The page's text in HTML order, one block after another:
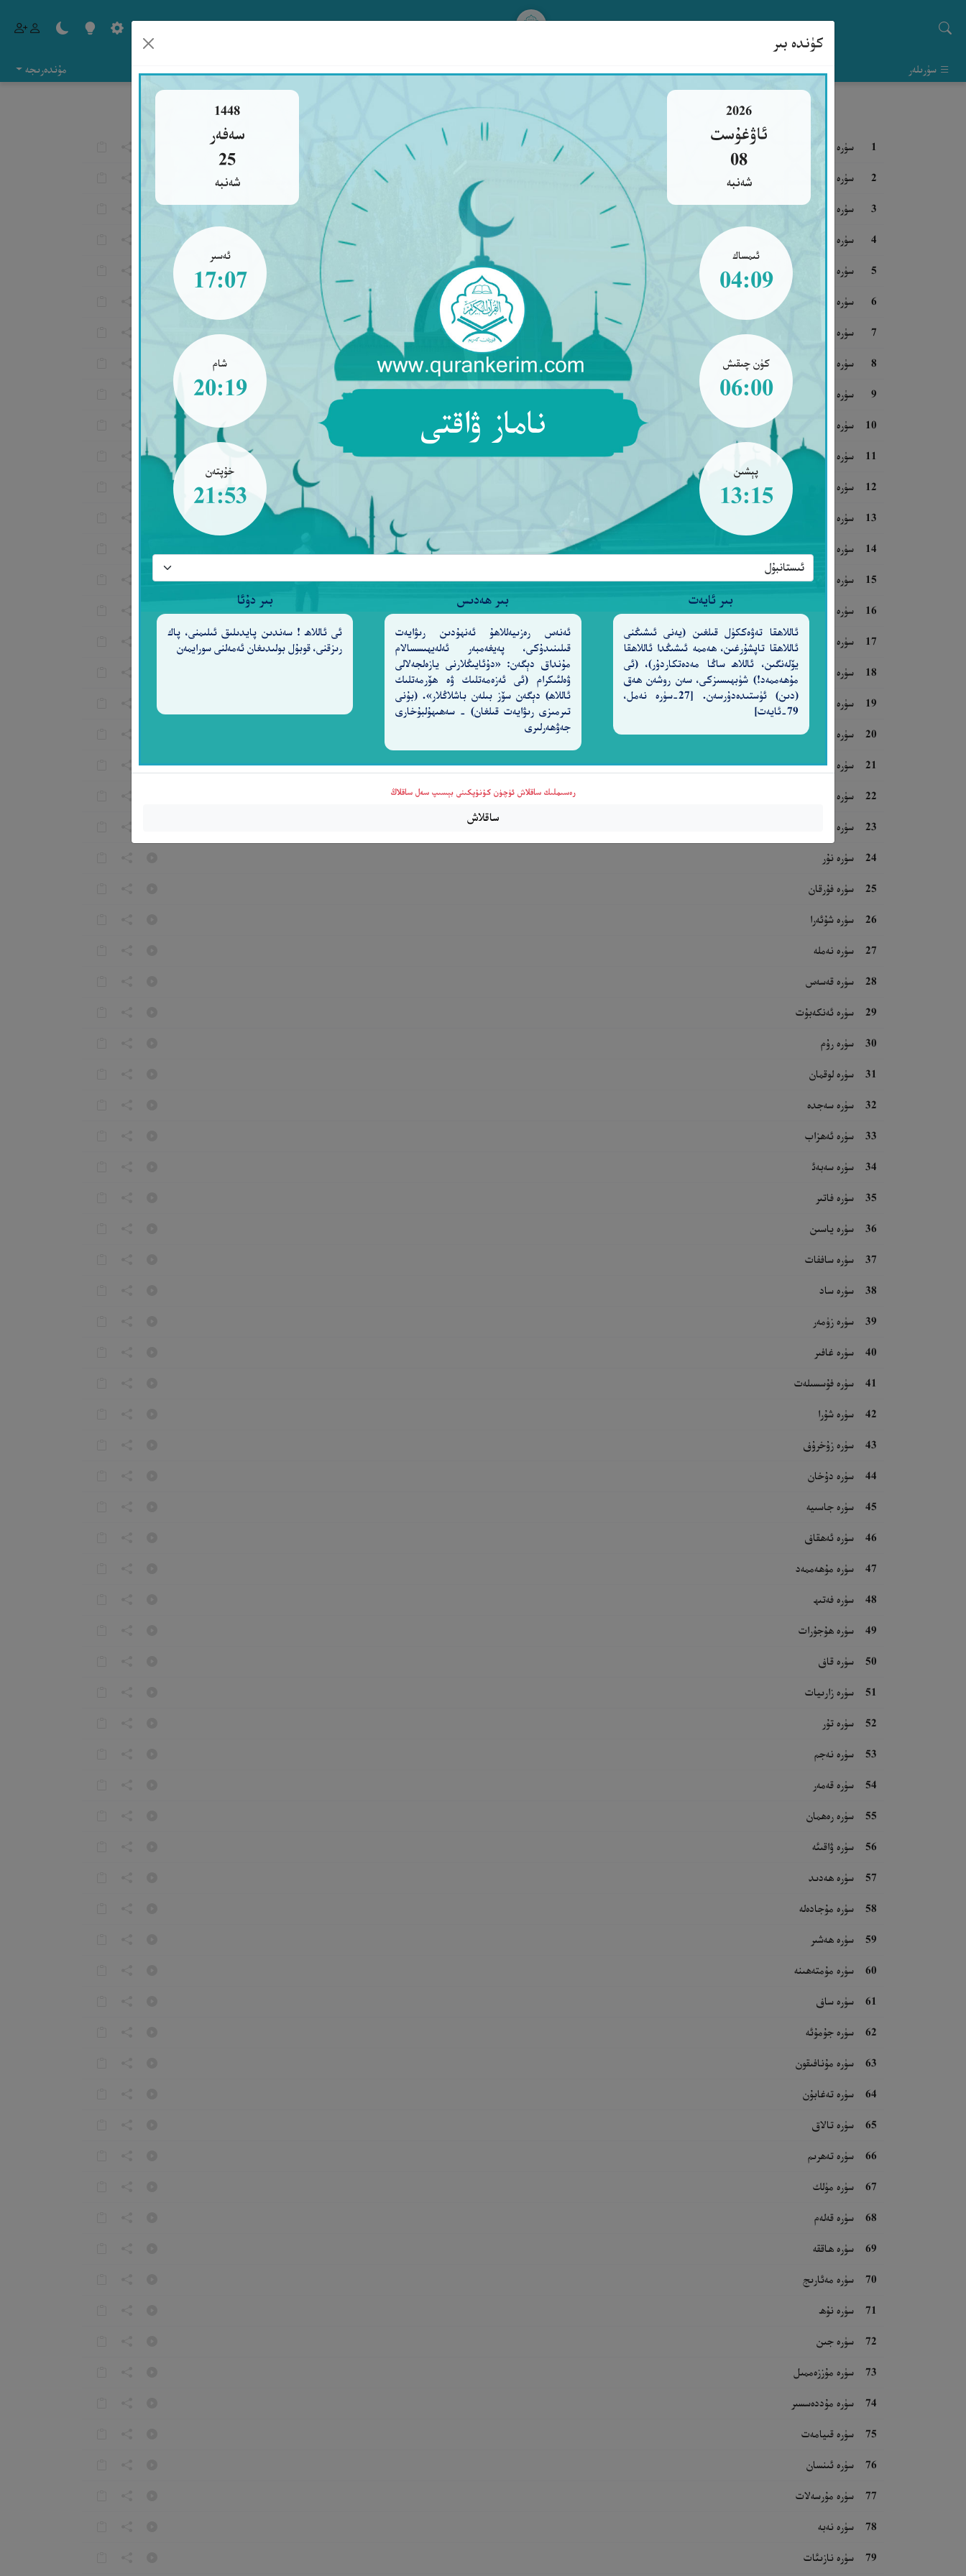
كۈندە بىر
2026
ئاۋغۇست
08
شەنبە
1448
سەفەر
25
شەنبە
ئىمساك
04:09
كۈن چىقىش
06:00
پېشىن
13:15
ناماز ۋاقتى
ئەسىر
17:07
شام
20:19
خۇپتەن
21:53
بىر ئايەت
ئاللاھقا تەۋەككۈل قىلغىن (يەنى ئىشىڭنى
ئاللاھقا تاپشۇرغىن، ھەممە ئىشىڭدا ئاللاھقا
يۆلەنگىن، ئاللاھ ساڭا مەدەتكاردۇر)، (ئى
مۇھەممەد!) شۈبھىسىزكى، سەن روشەن ھەق
(دىن) ئۈستىدەدۇرسەن. [27-سۈرە نەمل،
79-ئايەت]
بىر ھەدىس
ئەنەس رەزىيەللاھۇ ئەنھۇدىن رىۋايەت
قىلىنىدۇكى، پەيغەمبەر ئەلەيھىسسالام
مۇنداق دېگەن: «دۇئايىڭلارنى يازەلجەلالى
ۋەلئىكرام (ئى ئەزەمەتلىك ۋە ھۆرمەتلىك
ئاللاھ) دېگەن سۆز بىلەن باشلاڭلار». (بۇنى
تىرمىزى رىۋايەت قىلغان) - سەھىھۇلبۇخارى
جەۋھەرلىرى
بىر دۇئا
ئى ئاللاھ ! سەندىن پايدىلىق ئىلىمنى، پاك
رىزقنى، قوبۇل بولىدىغان ئەمەلنى سورايمەن
رەسىملىك ساقلاش ئۈچۈن كۇنۇپكىنى بېسىپ سەل ساقلاڭ
ساقلاش
سۈرىلەر مۇندەرىجە
تىلاۋەت قىلغۇچى: ئىسپانچە قۇرئان كەرىم تەرجىمىسى
1 سۈرە فاتىھە
2 سۈرە بەقەرە
3 سۈرە ئال ئىمران
4 سۈرە نىسا
5 سۈرە مائىدە
6 سۈرە ئەنئام
7 سۈرە ئەئراف
8 سۈرە ئەنفال
9 سۈرە تەۋبە
10 سۈرە يۈنۈس
11 سۈرە ھۇد
12 سۈرە يۈسۈف
13 سۈرە رەئىد
14 سۈرە ئىبراھىم
15 سۈرە ھىجر
16 سۈرە نەھل
17 سۈرە ئىسرا
18 سۈرە كەھف
19 سۈرە مەريەم
20 سۈرە تاھا
21 سۈرە ئەنبىيا
22 سۈرە ھەج
23 سۈرە مۇئمىنۇن
24 سۈرە نۇر
25 سۈرە فۇرقان
26 سۈرە شۇئەرا
27 سۈرە نەملە
28 سۈرە قەسەس
29 سۈرە ئەنكەبۇت
30 سۈرە رۇم
31 سۈرە لوقمان
32 سۈرە سەجدە
33 سۈرە ئەھزاب
34 سۈرە سەبەئ
35 سۈرە فاتىر
36 سۈرە ياسىن
37 سۈرە ساففات
38 سۈرە ساد
39 سۈرە زۈمەر
40 سۈرە غافىر
41 سۈرە فۇسسىلەت
42 سۈرە شۇرا
43 سۈرە زۇخرۇف
44 سۈرە دۇخان
45 سۈرە جاسىيە
46 سۈرە ئەھقاف
47 سۈرە مۇھەممەد
48 سۈرە فەتىھ
49 سۈرە ھۇجۇرات
50 سۈرە قاف
51 سۈرە زارىيات
52 سۈرە تۇر
53 سۈرە نەجم
54 سۈرە قەمەر
55 سۈرە رەھمان
56 سۈرە ۋاقىئە
57 سۈرە ھەدىد
58 سۈرە مۇجادەلە
59 سۈرە ھەشىر
60 سۈرە مۇمتەھىنە
61 سۈرە ساف
62 سۈرە جۇمۇئە
63 سۈرە مۇنافىقون
64 سۈرە تەغابۇن
65 سۈرە تالاق
66 سۈرە تەھرىم
67 سۈرە مۈلك
68 سۈرە قەلەم
69 سۈرە ھاققە
70 سۈرە مەئارىج
71 سۈرە نۇھ
72 سۈرە جىن
73 سۈرە مۇززەممىل
74 سۈرە مۇددەسسىر
75 سۈرە قىيامەت
76 سۈرە ئىنسان
77 سۈرە مۇرسەلات
78 سۈرە نەبە
79 سۈرە نازىئات